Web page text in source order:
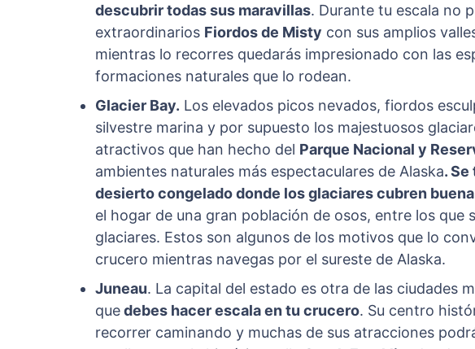
descubrir todas sus maravillas. Durante tu escala no
extraordinarios Fiordos de Misty con sus amplios
mientras lo recorres quedarás impresionado con las
formaciones naturales que lo rodean.
Glacier Bay. Los elevados picos nevados, fiordos
silvestre marina y por supuesto los majestuosos
atractivos que han hecho del Parque Nacional y
ambientes naturales más espectaculares de Alaska.
desierto congelado donde los glaciares cubren
el hogar de una gran población de osos, entre los que
glaciares. Estos son algunos de los motivos que lo
crucero mientras navegas por el sureste de Alaska.
Juneau. La capital del estado es otra de las ciudades
quedebes hacer escala en tu crucero. Su centro
recorrer caminando y muchas de sus atracciones